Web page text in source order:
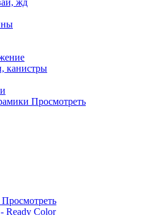
жд
канистры
Просмотреть
Просмотреть
Ready Color